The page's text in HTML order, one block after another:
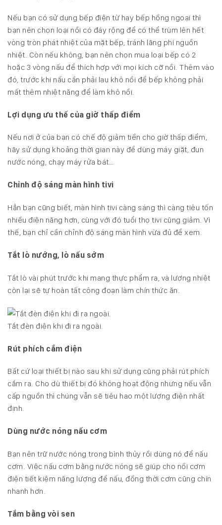
Nếu bạn có sử dụng bếp điện từ hay bếp hồng ngoại thì
bạn nên chọn loại nồi có đáy rộng để có thể trùm lên hết
vòng tròn phát nhiệt của mặt bếp, tránh lãng phí nguồn
nhiệt. Còn nếu không, bạn nên chọn mua loại bếp có 2
hoặc 3 vòng nấu để thích hợp với mọi kích cỡ nồi. Thêm vào
đó, trước khi nấu cần phải lau khô nồi để bếp không phải
mất thêm nhiệt năng để làm khô nồi.
Lợi dụng ưu thế của giờ thấp điểm
Nếu nơi ở của bạn có chế độ giảm tiền cho giờ thấp điểm,
hãy sử dụng khoảng thời gian này để dùng máy giặt, đun
nước nóng, chạy máy rửa bát…
Chỉnh độ sáng màn hình tivi
Hẳn bạn cũng biết, màn hình tivi càng sáng thì càng tiêu tốn
nhiều điện năng hơn, cùng với đó tuổi thọ tivi cũng giảm. Vì
thế, bạn chỉ cần chỉnh độ sáng màn hình vừa đủ để xem.
Tắt lò nướng, lò nấu sớm
Tắt lò vài phút trước khi mang thực phẩm ra, và lượng nhiệt
còn lại sẽ tự hoàn tất công đoạn làm chín thức ăn.
Tắt đèn điện khi đi ra ngoài.
Rút phích cắm điện
Bất cứ loại thiết bị nào sau khi sử dụng cũng phải rút phích
cắm ra. Cho dù thiết bị đó không hoạt động nhưng nếu vẫn
cấp nguồn thì chúng vẫn sẽ tiêu hao một lượng điện nhất
định.
Dùng nước nóng nấu cơm
Bạn nên trữ nước nóng trong bình thủy rồi dùng nó để nấu
cơm. Việc nấu cơm bằng nước nóng sẽ giúp cho nồi cơm
điện tiết kiệm năng lượng để nấu, đồng thời cơm cũng chín
nhanh hơn.
Tắm bằng vòi sen